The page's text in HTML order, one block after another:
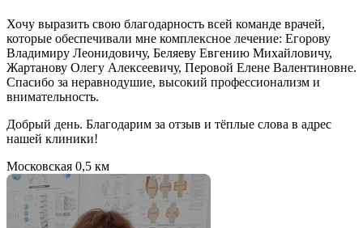
Хочу выразить свою благодарность всей команде врачей,
которые обеспечивали мне комплексное лечение: Егорову
Владимиру Леонидовичу, Беляеву Евгению Михайловичу,
Жартанову Олегу Алексеевичу, Перовой Елене Валентиновне.
Спасибо за неравнодушие, высокий профессионализм и
внимательность.
Добрый день. Благодарим за отзыв и тёплые слова в адрес
нашей клиники!
Московская 0,5 км